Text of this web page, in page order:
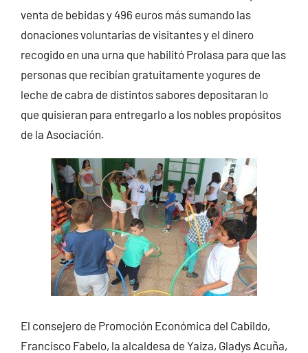
venta de bebidas y 496 euros más sumando las
donaciones voluntarias de visitantes y el dinero
recogido en una urna que habilitó Prolasa para que las
personas que recibían gratuitamente yogures de
leche de cabra de distintos sabores depositaran lo
que quisieran para entregarlo a los nobles propósitos
de la Asociación.
El consejero de Promoción Económica del Cabildo,
Francisco Fabelo, la alcaldesa de Yaiza, Gladys Acuña,